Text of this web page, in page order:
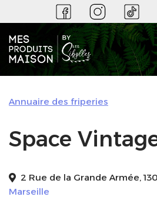
au
contenu
Annuaire des friperies
Space
2 Rue de la Grande Armée,
Marseille